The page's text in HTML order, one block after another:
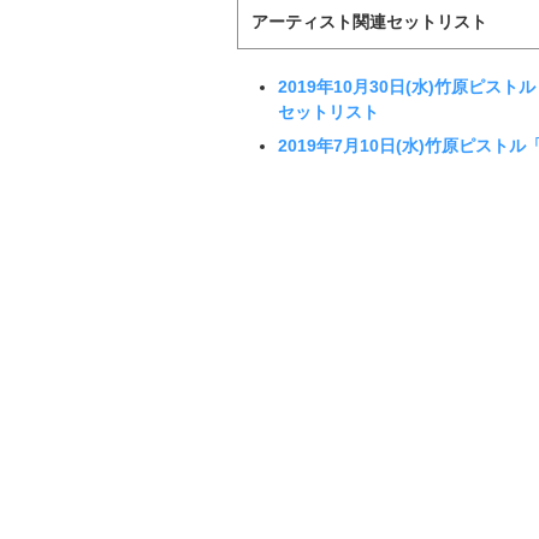
アーティスト関連セットリスト
2019年10月30日(水)竹原ピスト
セットリスト
2019年7月10日(水)竹原ピストル